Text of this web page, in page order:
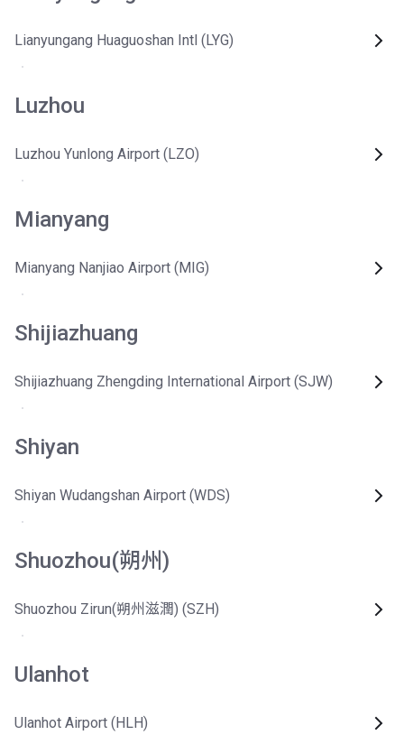
Lianyungang Huaguoshan Intl (LYG)
Luzhou
Luzhou Yunlong Airport (LZO)
Mianyang
Mianyang Nanjiao Airport (MIG)
Shijiazhuang
Shijiazhuang Zhengding International Airport (SJW)
Shiyan
Shiyan Wudangshan Airport (WDS)
Shuozhou(朔州)
Shuozhou Zirun(朔州滋潤) (SZH)
Ulanhot
Ulanhot Airport (HLH)